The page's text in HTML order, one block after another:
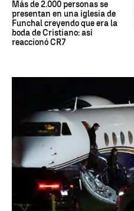
Más de 2.000 personas se
presentan en una iglesia de
Funchal creyendo que era la
boda de Cristiano: así
reaccionó CR7
Leo Messi